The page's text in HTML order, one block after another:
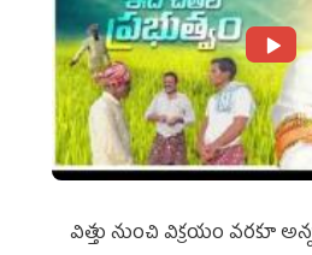
విత్తు నుంచి విక్రయం వరకూ